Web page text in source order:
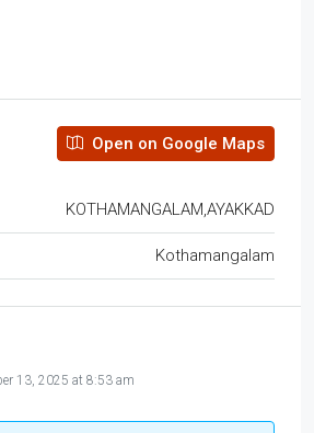
Open on Google Maps
KOTHAMANGALAM,AYAKKAD
Kothamangalam
13, 2025 at 8:53 am